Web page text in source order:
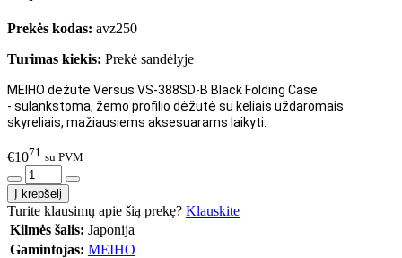
Prekės kodas: avz250
Turimas kiekis: Prekė sandėlyje
MEIHO dėžutė Versus VS-388SD-B Black Folding Case
- sulankstoma, žemo profilio dėžutė su keliais uždaromais
skyreliais, mažiausiems aksesuarams laikyti.
€1071 su PVM
Turite klausimų apie šią prekę? Klauskite
Kilmės šalis: Japonija
Gamintojas: MEIHO